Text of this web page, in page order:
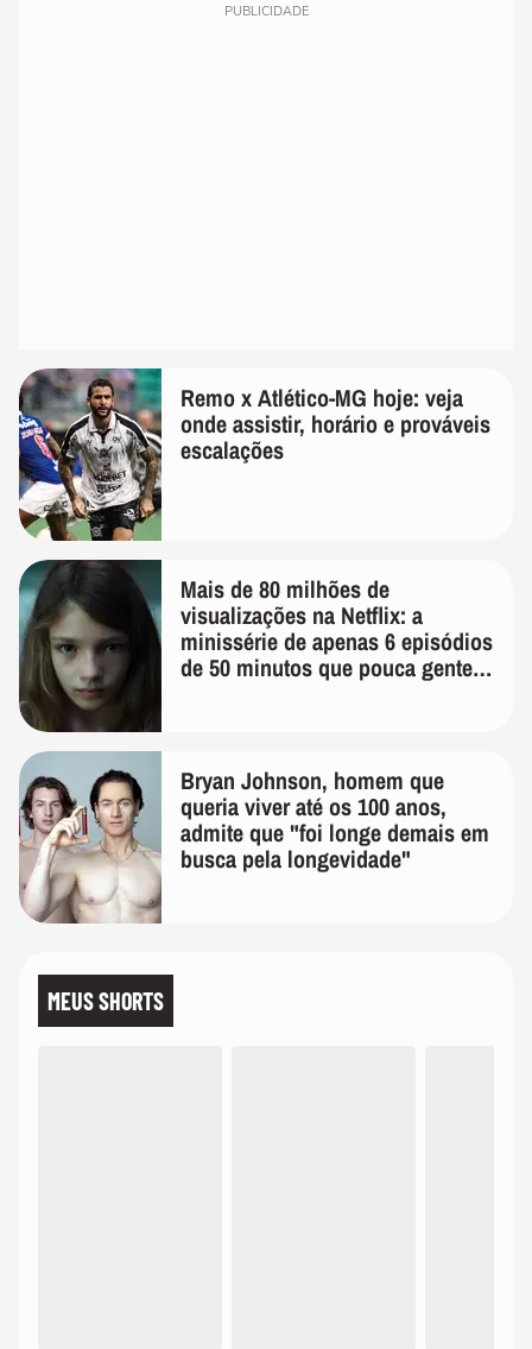
PUBLICIDADE
Remo x Atlético-MG hoje: veja
onde assistir, horário e prováveis
escalações
Mais de 80 milhões de
visualizações na Netflix: a
minissérie de apenas 6 episódios
de 50 minutos que pouca gente
Bryan Johnson, homem que
queria viver até os 100 anos,
admite que "foi longe demais em
busca pela longevidade"
MEUS SHORTS